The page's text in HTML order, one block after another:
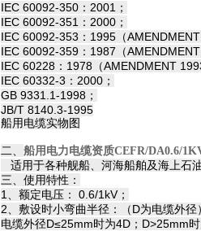
IEC 60092-350：2001；
IEC 60092-351：2000；
IEC 60092-353：1995（AMENDMENT
IEC 60092-359：1987（
IEC 60228：1978（AMENDMENT
IEC 60332-3：2000；
GB 9331.1-1998；
JB/T 8140.3-1995
船用电缆实物图
二、 船用电力电缆资质CEFR/DA0.6/
适用于各种舰船、河海船舶及海上石
三、使用特性：
1、额定电压： 0.6/1kV；
2、敷设时小弯曲半径：（D为电缆外径）
电缆外径D≤25mm时为4D；D>25mm时